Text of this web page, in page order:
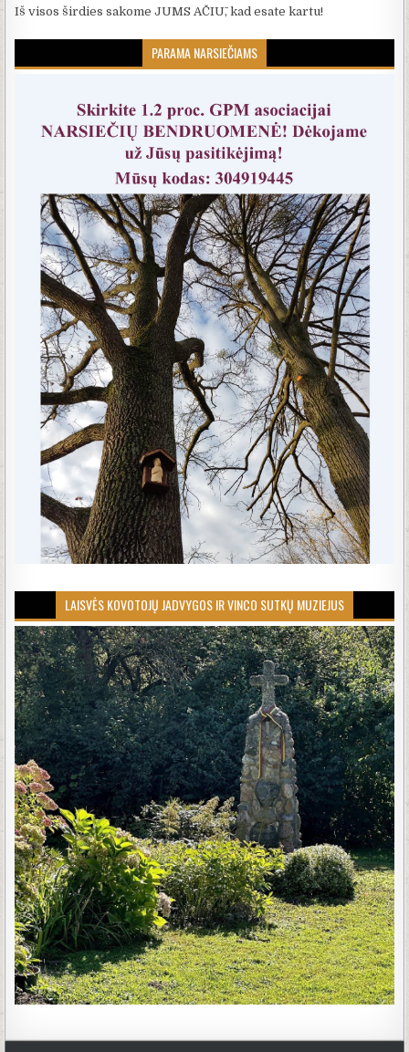
Iš visos širdies sakome JUMS AČIŪ, kad esate kartu!
PARAMA NARSIEČIAMS
LAISVĖS KOVOTOJŲ JADVYGOS IR VINCO SUTKŲ MUZIEJUS